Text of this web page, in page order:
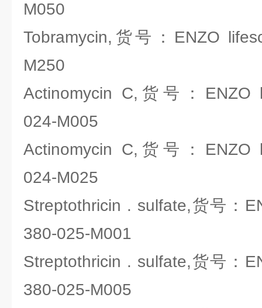
M050
Tobramycin,货号：ENZO
M250
Actinomycin C,货号：ENZO
024-M005
Actinomycin C,货号：ENZO
024-M025
Streptothricin . sulfate,货号：
380-025-M001
Streptothricin . sulfate,货号：
380-025-M005